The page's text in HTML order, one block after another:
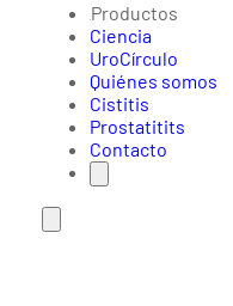
Productos
Ciencia
UroCírculo
Quiénes somos
Cistitis
Prostatitits
Contacto